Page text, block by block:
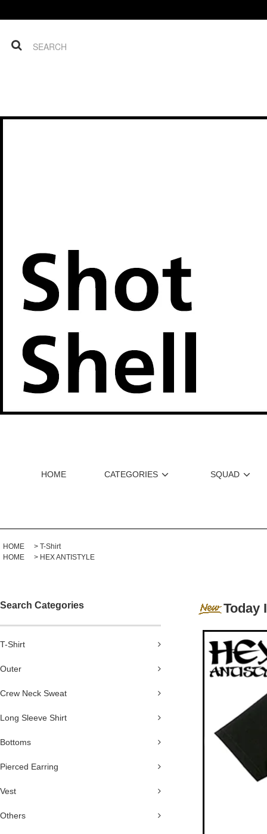
HOME CATEGORIES SQUAD
HOME > T-Shirt
HOME
> HEX ANTISTYLE
Search Categories
T-Shirt
Outer
Crew Neck Sweat
Long Sleeve Shirt
Bottoms
Pierced Earring
Vest
Others
Today